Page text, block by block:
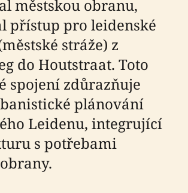
městskou obranu,
přístup pro leidenské
stráže) z
do Houtstraat. Toto
spojení zdůrazňuje
plánování
Leidenu, integrující
s potřebami